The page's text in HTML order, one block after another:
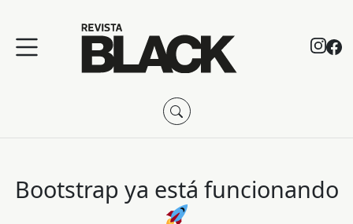
Bootstrap ya está funcionando